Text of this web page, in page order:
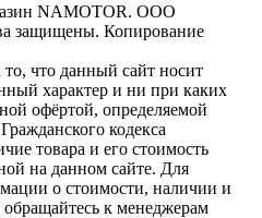
NAMOTOR. ООО
защищены. Копирование
что данный сайт носит
характер и ни при каких
офёртой, определяемой
кодекса
товара и его стоимость
на данном сайте. Для
о стоимости, наличии и
к менеджерам